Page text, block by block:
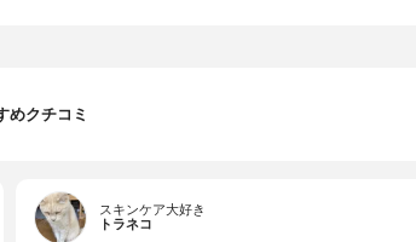
めクチコミ
スキンケア大好き
トラネコ